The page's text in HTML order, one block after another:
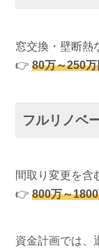
窓交換・壁断熱
👉80万～250万
フルリノベ
間取り変更を含
👉800万～
資金計画では、